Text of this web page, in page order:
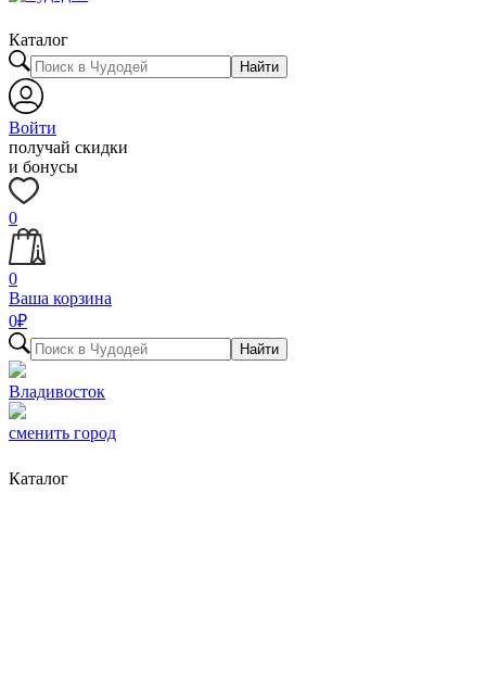
Каталог
Найти
Войти
получай скидки
и бонусы
0
0
Ваша корзина
0₽
Найти
Владивосток
сменить город
Каталог